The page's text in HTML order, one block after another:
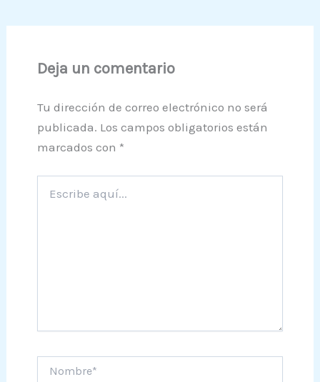
Deja un comentario
Tu dirección de correo electrónico no será
publicada. Los campos obligatorios están
marcados con *
aquí...